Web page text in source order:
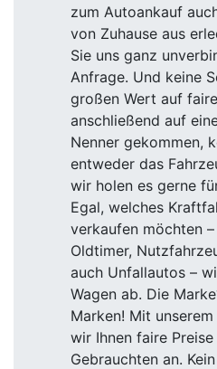
zum Autoankauf
von Zuhause aus
Sie uns ganz
Anfrage. Und keine
großen Wert auf
anschließend auf
Nenner gekommen,
entweder das
wir holen es gerne
Egal, welches
verkaufen möchten –
Oldtimer,
auch Unfallautos –
Wagen ab. Die
Marken! Mit
wir Ihnen faire
Gebrauchten an.